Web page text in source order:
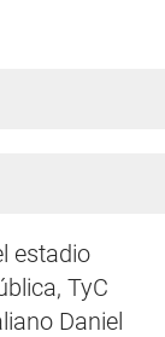
estadio
TyC
Daniel